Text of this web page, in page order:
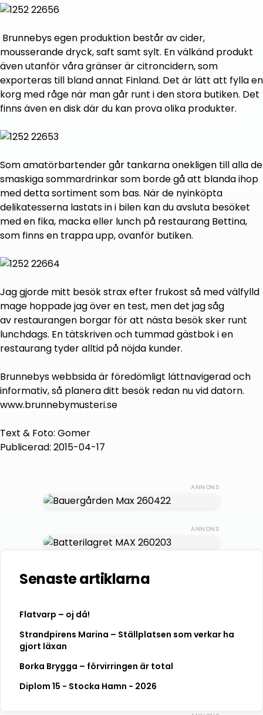
Brunnebys egen produktion består av cider,
mousserande dryck, saft samt sylt. En välkänd produkt
även utanför våra gränser är citroncidern, som
exporteras till bland annat Finland. Det är lätt att fylla en
korg med råge när man går runt i den stora butiken. Det
finns även en disk där du kan prova olika produkter.
Som amatörbartender går tankarna onekligen till alla de
smaskiga sommardrinkar som borde gå att blanda ihop
med detta sortiment som bas. När de nyinköpta
delikatesserna lastats in i bilen kan du avsluta besöket
med en fika, macka eller lunch på restaurang Bettina,
som finns en trappa upp, ovanför butiken.
Jag gjorde mitt besök strax efter frukost så med välfylld
mage hoppade jag över en test, men det jag såg
av restaurangen borgar för att nästa besök sker runt
lunchdags. En tätskriven och tummad gästbok i en
restaurang tyder alltid på nöjda kunder.
Brunnebys webbsida är föredömligt lättnavigerad och
informativ, så planera ditt besök redan nu vid datorn.
www.brunnebymusteri.se
Text & Foto: Gomer
Publicerad: 2015-04-17
ANNONS
ANNONS
Senaste artiklarna
Flatvarp – oj då!
Strandpirens Marina – Ställplatsen som verkar ha
gjort läxan
Borka Brygga – förvirringen är total
Diplom 15 - Stocka Hamn - 2026